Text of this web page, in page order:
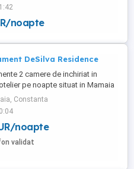
zero șapte patru noua
opt șapte zero cinci Descoperă
de acasă în apartamentele AB
Iași Palas, ...
noapte
DeSilva Residence
2 camere de inchiriat in
pe noapte situat in Mamaia
clubul Loft in complexul De
(Beachside), cea mai
din Mamaia, apartamente pe
vedere si la mare si la lac, cu
la clubul Loft si la plaja
Constanta
noapte
validat